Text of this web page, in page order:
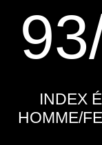
INDEX
HOMME/